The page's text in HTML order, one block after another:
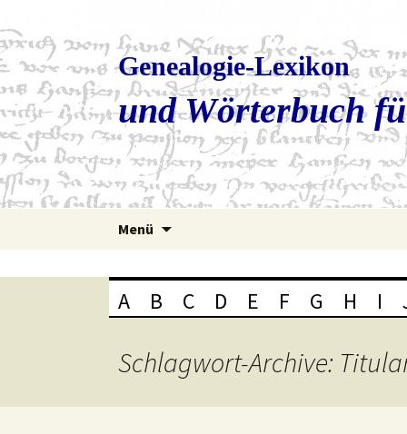
Genealogie-Lexikon
und Wörterbuch
Menü
A B C D E F G H I
Schlagwort-Archive: